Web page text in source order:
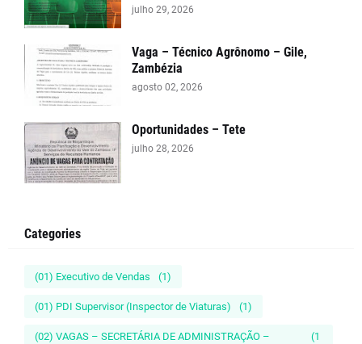
julho 29, 2026
Vaga – Técnico Agrônomo – Gile,
Zambézia
agosto 02, 2026
Oportunidades – Tete
julho 28, 2026
Categories
(01) Executivo de Vendas (1)
(01) PDI Supervisor (Inspector de Viaturas) (1)
(02) VAGAS – SECRETÁRIA DE ADMINISTRAÇÃO –
(1